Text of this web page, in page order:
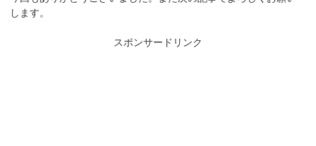
します。
スポンサードリンク